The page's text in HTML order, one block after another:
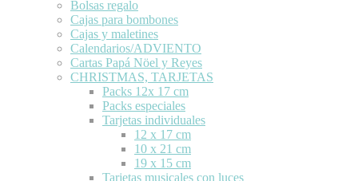
Bolsas regalo
Cajas para bombones
Cajas y maletines
Calendarios/ADVIENTO
Cartas Papá Nöel y Reyes
CHRISTMAS, TARJETAS
Packs 12x 17 cm
Packs especiales
Tarjetas individuales
12 x 17 cm
10 x 21 cm
19 x 15 cm
Tarjetas musicales con luces